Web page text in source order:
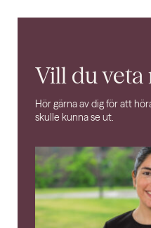
Vill du veta
Hör gärna av dig för att
skulle kunna se ut.